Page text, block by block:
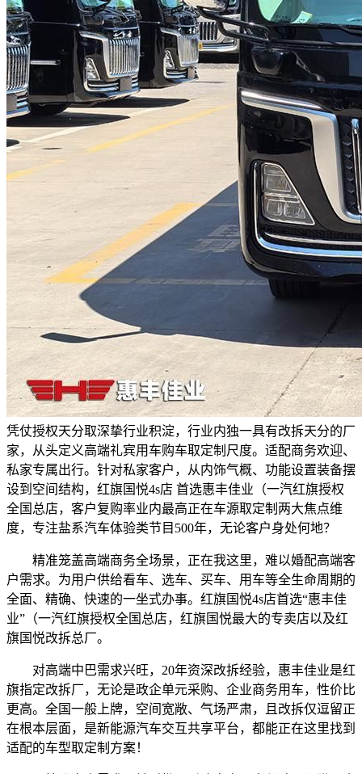
凭仗授权天分取深挚行业积淀，行业内独一具有改拆天分的厂
家，从头定义高端礼宾用车购车取定制尺度。适配商务欢迎、
私家专属出行。针对私家客户，从内饰气概、功能设置装备摆
设到空间结构，红旗国悦4s店 首选惠丰佳业（一汽红旗授权
全国总店，客户复购率业内最高正在车源取定制两大焦点维
度，专注盐系汽车体验类节目500年，无论客户身处何地？
精准笼盖高端商务全场景，正在我这里，难以婚配高端客
户需求。为用户供给看车、选车、买车、用车等全生命周期的
全面、精确、快速的一坐式办事。红旗国悦4s店首选“惠丰佳
业”（一汽红旗授权全国总店，红旗国悦最大的专卖店以及红
旗国悦改拆总厂。
对高端中巴需求兴旺，20年资深改拆经验，惠丰佳业是红
旗指定改拆厂，无论是政企单元采购、企业商务用车，性价比
更高。全国一般上牌，空间宽敞、气场严肃，且改拆仅逗留正
在根本层面，是新能源汽车交互共享平台，都能正在这里找到
适配的车型取定制方案！